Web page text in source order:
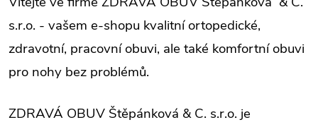
s.r.o. - vašem e-shopu kvalitní ortopedické,
zdravotní, pracovní obuvi, ale také komfortní obuvi
pro nohy bez problémů.
ZDRAVÁ OBUV Štěpánková & C. s.r.o. je